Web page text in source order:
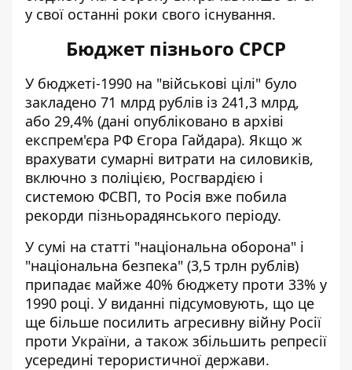
у свої останні роки свого існування.
Бюджет пізнього СРСР
У бюджеті-1990 на "військові цілі" було
закладено 71 млрд рублів із 241,3 млрд,
або 29,4% (дані опубліковано в архіві
експрем'єра РФ Єгора Гайдара). Якщо ж
врахувати сумарні витрати на силовиків,
включно з поліцією, Росгвардією і
системою ФСВП, то Росія вже побила
рекорди пізньорадянського періоду.
У сумі на статті "національна оборона" і
"національна безпека" (3,5 трлн рублів)
припадає майже 40% бюджету проти 33% у
1990 році. У виданні підсумовують, що це
ще більше посилить агресивну війну Росії
проти України, а також збільшить репресії
усередині терористичної держави.